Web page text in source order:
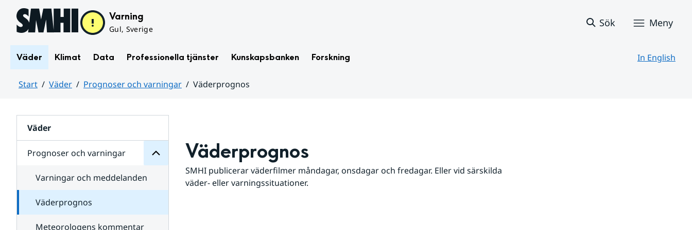
Hoppa till sidans innehåll Varning
Gul, Sverige
Sök Meny
Väder Klimat Data Professionella tjänster Kunskapsbanken Forskning In English
Start Väder Prognoser och varningar
Väderprognos
Väder
Prognoser och varningar
för
varningar
Varningar och meddelanden
Väderprognos
Meteorologens kommentar
Väderprognos
SMHI publicerar väderfilmer måndagar, onsdagar och fredagar. Eller vid särskilda
väder- eller varningssituationer.